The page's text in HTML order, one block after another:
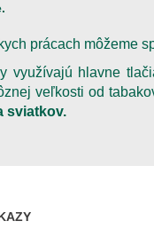
prácach môžeme
využívajú hlavne
veľkosti od
sviatkov.